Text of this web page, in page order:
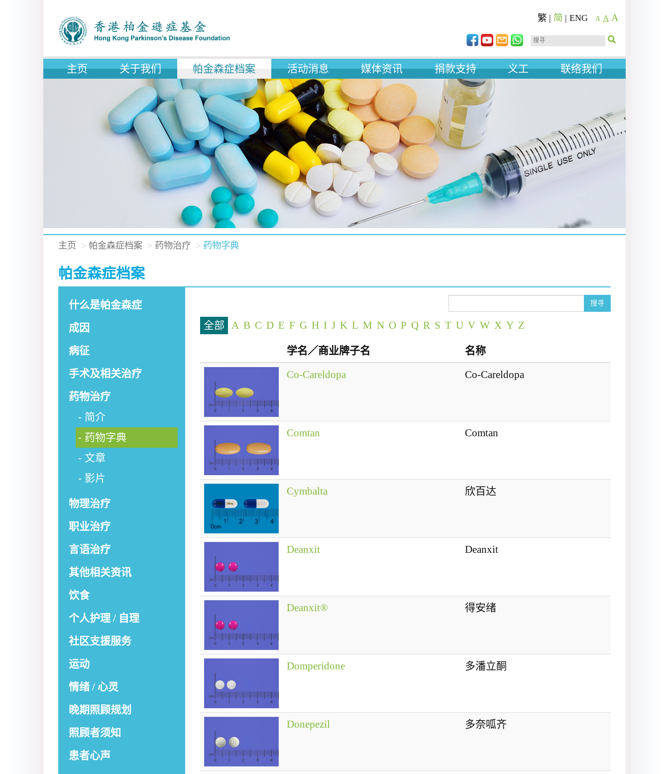
繁 | 简 | ENG A A A
主页 关于我们 帕金森症档案 活动消息 媒体资讯 捐款支持 义工 联络我们
主页 帕金森症档案 药物治疗 药物字典
帕金森症档案
什么是帕金森症
成因
病征
手术及相关治疗
药物治疗
简介
药物字典
文章
影片
物理治疗
职业治疗
言语治疗
其他相关资讯
饮食
个人护理 / 自理
社区支援服务
运动
情绪 / 心灵
晚期照顾规划
照顾者须知
患者心声
搜寻
全部 A B C D E F G H I J K L M N O P Q R S T U V W X Y Z
学名／商业牌子名
名称
Co-Careldopa
Co-Careldopa
Comtan Comtan
Cymbalta 欣百达
Deanxit Deanxit
Deanxit® 得安绪
Domperidone 多潘立酮
Donepezil 多奈呱齐